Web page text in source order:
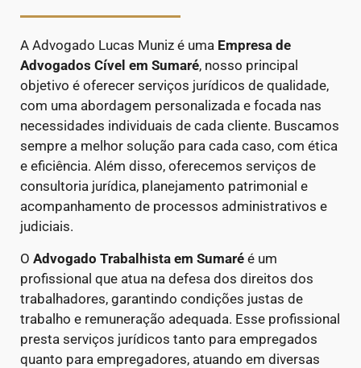
A Advogado Lucas Muniz é uma Empresa de
Advogados Cível em Sumaré, nosso principal
objetivo é oferecer serviços jurídicos de qualidade,
com uma abordagem personalizada e focada nas
necessidades individuais de cada cliente. Buscamos
sempre a melhor solução para cada caso, com ética
e eficiência. Além disso, oferecemos serviços de
consultoria jurídica, planejamento patrimonial e
acompanhamento de processos administrativos e
judiciais.
O Advogado Trabalhista em Sumaré é um
profissional que atua na defesa dos direitos dos
trabalhadores, garantindo condições justas de
trabalho e remuneração adequada. Esse profissional
presta serviços jurídicos tanto para empregados
quanto para empregadores, atuando em diversas